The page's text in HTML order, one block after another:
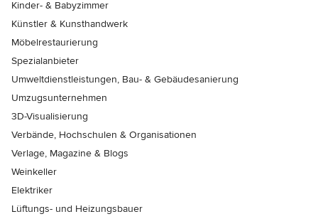
Kinder- & Babyzimmer
Künstler & Kunsthandwerk
Möbelrestaurierung
Spezialanbieter
Umweltdienstleistungen, Bau- & Gebäudesanierung
Umzugsunternehmen
3D-Visualisierung
Verbände, Hochschulen & Organisationen
Verlage, Magazine & Blogs
Weinkeller
Elektriker
Lüftungs- und Heizungsbauer